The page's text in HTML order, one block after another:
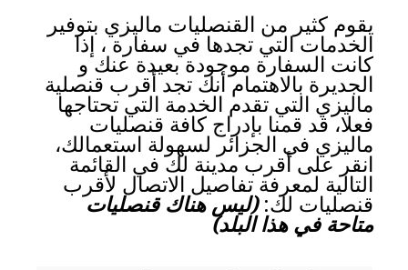
يقوم كثير من القنصليات ماليزي بتوفير
الخدمات التي تجدها في سفارة ، إذا
كانت السفارة موجودة بعيدة عنك و
الجديرة بالاهتمام أنك تجد أقرب قنصلية
ماليزي التي تقدم الخدمة التي تحتاجها
فعلا، قد قمنا بإدراج كافة قنصليات
ماليزي في الجزائر لسهولة استعمالك،
انقر على أقرب مدينة لك في القائمة
التالية لمعرفة تفاصيل الاتصال لأقرب
قنصليات لك:(ليس هناك قنصليات
متاحة في هذا البلد)